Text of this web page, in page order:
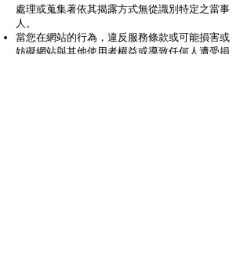
處理或蒐集著依其揭露方式無從識別特定之當事
人。
當您在網站的行為，違反服務條款或可能損害或
妨礙網站與其他使用者權益或導致任何人遭受損